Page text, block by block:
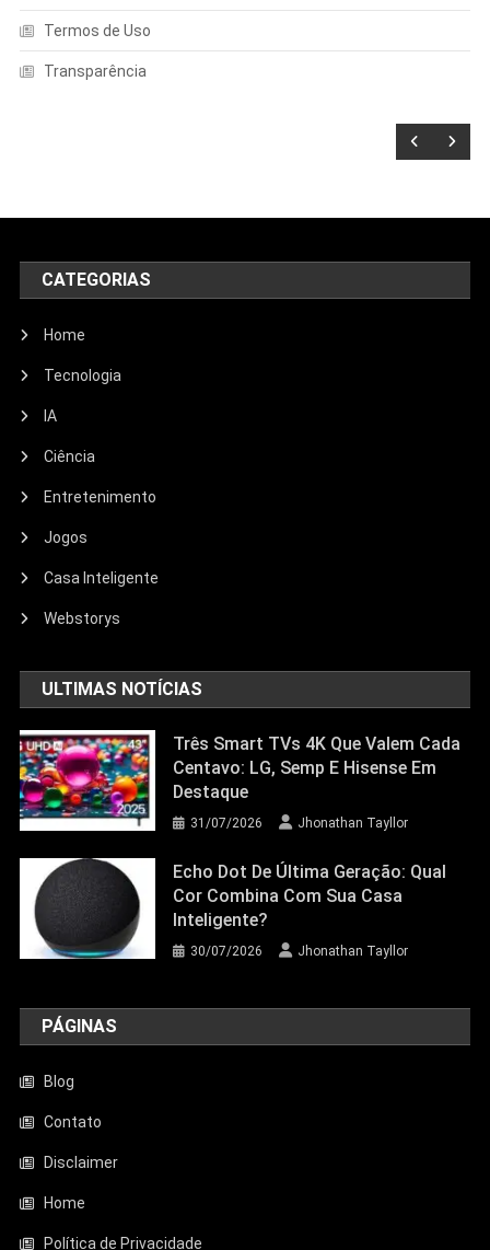
Termos de Uso
Transparência
Echo Dot: Guia Completo Para
Escolher O Smart Speaker Ideal Na
Nova Oferta Da Amazon
Aquecedor Mondial A-08 Reduz O Frio
De Ambientes Pequenos; Veja Análise
CATEGORIAS
Home
Tecnologia
IA
Ciência
Entretenimento
Jogos
Casa Inteligente
Webstorys
ULTIMAS NOTÍCIAS
Três Smart TVs 4K Que Valem Cada
Centavo: LG, Semp E Hisense Em
Destaque
31/07/2026 Jhonathan Tayllor
Echo Dot De Última Geração: Qual
Cor Combina Com Sua Casa
Inteligente?
30/07/2026 Jhonathan Tayllor
PÁGINAS
Blog
Contato
Disclaimer
Home
Política de Privacidade